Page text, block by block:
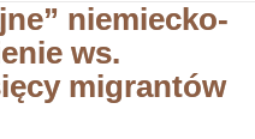
niemiecko-
ws.
migrantów